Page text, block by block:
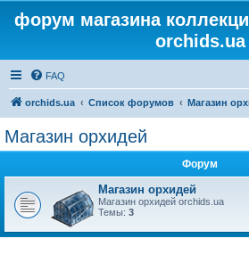
форум магазина
orchids.ua
FAQ
orchids.ua Список форумов Магазин
Магазин орхидей
Форум
Магазин орхидей
Магазин орхидей orchids.ua
Темы: 3